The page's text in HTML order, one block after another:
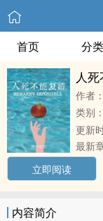
首页 分类
人
作者：
类别：
更新
最新
立即阅读
内容简介